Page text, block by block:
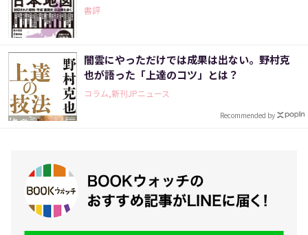
書評
闇雲にやっただけでは成果は出ない。野村克
也が語った「上達のコツ」とは？
コラム,新刊JPニュース
Recommended by